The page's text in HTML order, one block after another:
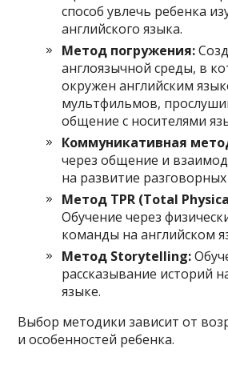
способ увлечь ребенка
английского языка.
Метод погружения:
англоязычной среды, в
окружен английским
мультфильмов,
общение с носителями
Коммуникативная
через общение и
на развитие
Метод TPR (Total
Обучение через
команды на английском
Метод Storytelling:
рассказывание историй
языке.
Выбор методики зависит от
и особенностей ребенка.